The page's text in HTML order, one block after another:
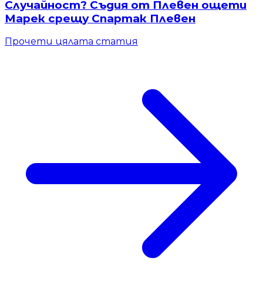
Случайност? Съдия от Плевен ощети
Марек срещу Спартак Плевен
Прочети цялата статия